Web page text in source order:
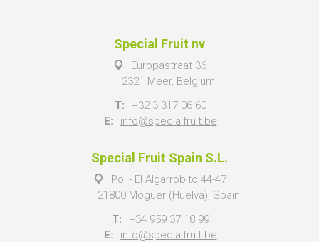
Special Fruit nv
Europastraat 36
2321 Meer, Belgium
T:
+32 3 317 06 60
E:
info@specialfruit.be
Special Fruit Spain S.L.
Pol - El Algarrobito 44-47
21800 Moguer (Huelva), Spain
T:
+34 959 37 18 99
E:
info@specialfruit.be